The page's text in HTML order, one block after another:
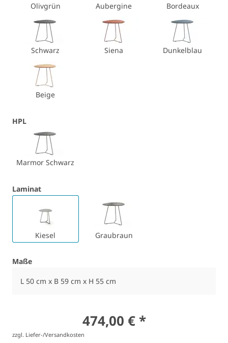
Olivgrün Aubergine Bordeaux
Schwarz Siena Dunkelblau
Beige
HPL
Marmor Schwarz
Laminat
Kiesel Graubraun
Maße
L 50 cm x B 59 cm x H 55 cm
474,00 € *
zzgl. Liefer-/Versandkosten